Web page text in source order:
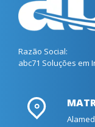
Razão Social:
abc71 Soluções em